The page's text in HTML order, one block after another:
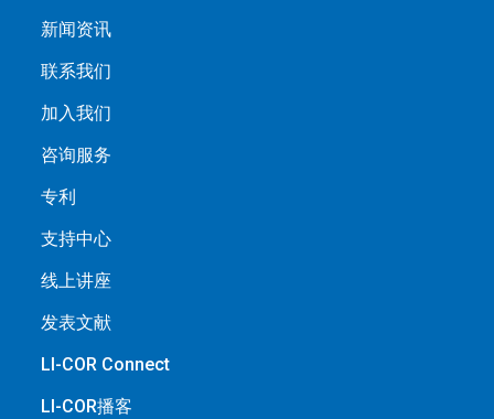
新闻资讯
联系我们
加入我们
咨询服务
专利
支持中心
线上讲座
发表文献
LI-COR Connect
LI-COR播客